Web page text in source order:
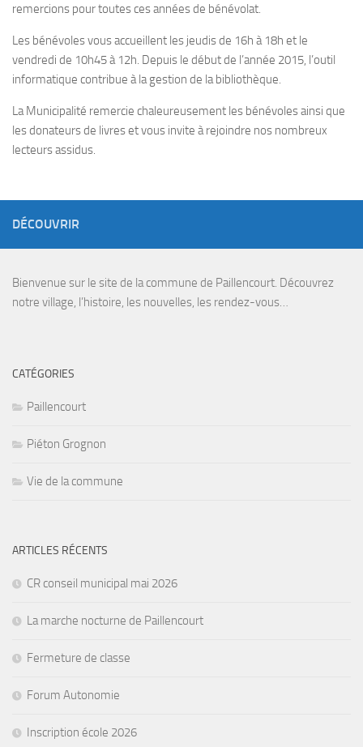
remercions pour toutes ces années de bénévolat.
Les bénévoles vous accueillent les jeudis de 16h à 18h et le
vendredi de 10h45 à 12h. Depuis le début de l’année 2015, l’outil
informatique contribue à la gestion de la bibliothèque.
La Municipalité remercie chaleureusement les bénévoles ainsi que
les donateurs de livres et vous invite à rejoindre nos nombreux
lecteurs assidus.
DÉCOUVRIR
Bienvenue sur le site de la commune de Paillencourt. Découvrez
notre village, l’histoire, les nouvelles, les rendez-vous…
CATÉGORIES
Paillencourt
Piéton Grognon
Vie de la commune
ARTICLES RÉCENTS
CR conseil municipal mai 2026
La marche nocturne de Paillencourt
Fermeture de classe
Forum Autonomie
Inscription école 2026